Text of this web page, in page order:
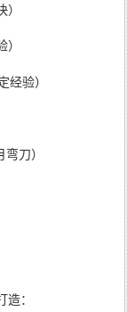
经验）
刀）
：